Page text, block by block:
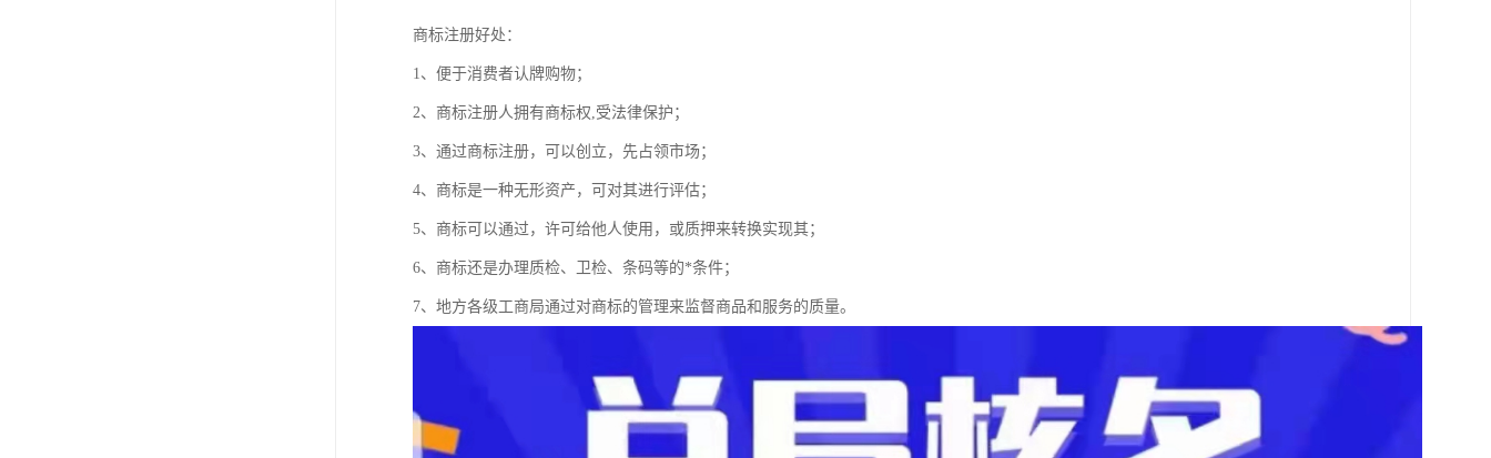
商标注册好处：
1、便于消费者认牌购物；
2、商标注册人拥有商标权,受法律保护；
3、通过商标注册，可以创立，先占领市场；
4、商标是一种无形资产，可对其进行评估；
5、商标可以通过，许可给他人使用，或质押来转换实现其；
6、商标还是办理质检、卫检、条码等的*条件；
7、地方各级工商局通过对商标的管理来监督商品和服务的质量。